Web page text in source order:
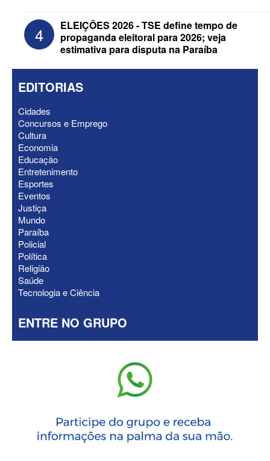
ELEIÇÕES 2026 - Nabor Vanderley
pede primeiro voto em João Azevêdo e
oficializa Daniella Ribeiro como
suplente
4
ELEIÇÕES 2026 - TSE define tempo de
propaganda eleitoral para 2026; veja
estimativa para disputa na Paraíba
EDITORIAS
Cidades
Concursos e Emprego
Cultura
Economia
Educação
Entretenimento
Esportes
Eventos
Justiça
Mundo
Paraíba
Policial
Política
Religião
Saúde
Tecnologia e Ciência
ENTRE NO GRUPO